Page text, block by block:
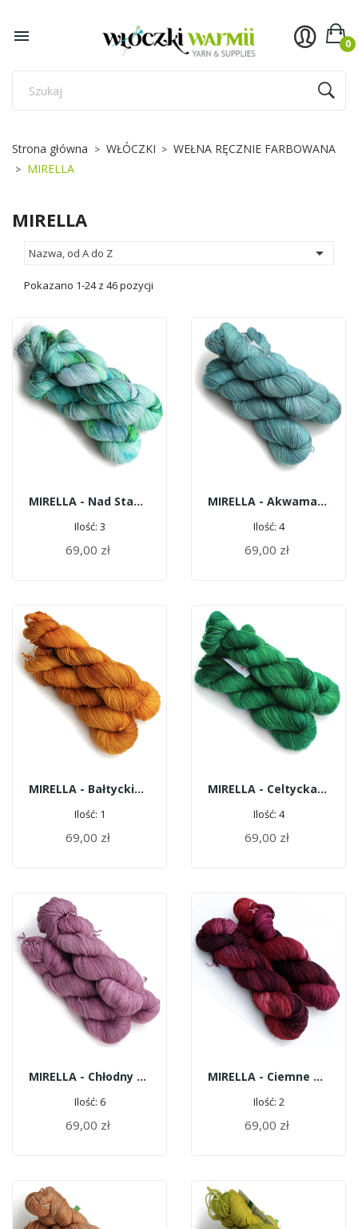
Dodaj do listy życzeń ×
Utwórz nową listę
×
((createText))
((modalTitle)) ×
((confirmMessage))
((modalDeleteText))
Zaloguj się ×
Musisz być zalogowany by zapisać produkty na swojej
liście życzeń.
((cancelText)) ((loginText))
 0
Strona główna WŁÓCZKI
WEŁNA RĘCZNIE FARBOWANA
MIRELLA
MIRELLA
Nazwa, od A do Z 
Pokazano 1-24 z 46 pozycji
MIRELLA - Nad Stawem
Ilość: 3
69,00 zł
DODAJ DO KOSZYKA
MIRELLA - Akwamaryn
Ilość: 4
69,00 zł
DODAJ DO KOSZYKA
MIRELLA - Bałtyckie Złoto
Ilość: 1
69,00 zł
DODAJ DO KOSZYKA
MIRELLA - Celtycka Zieleń
Ilość: 4
69,00 zł
DODAJ DO KOSZYKA
MIRELLA - Chłodny Róż
Ilość: 6
69,00 zł
DODAJ DO KOSZYKA
MIRELLA - Ciemne Dalie
Ilość: 2
69,00 zł
DODAJ DO KOSZYKA